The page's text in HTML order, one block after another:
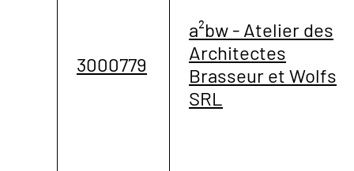
3000779
a²bw - Atelier des
Architectes
Brasseur et Wolfs
SRL